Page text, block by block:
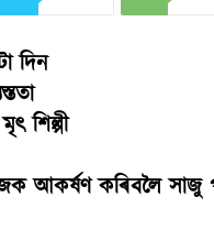
দিন
শিল্পী
আকৰ্ষণ কৰিবলৈ সাজু